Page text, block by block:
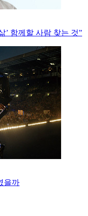
’ 함께할 사람 찾는 것”
을까